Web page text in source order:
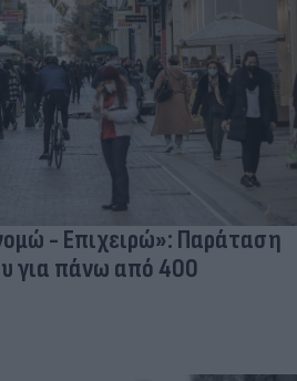
- Επιχειρώ»: Παράταση
για πάνω από 400